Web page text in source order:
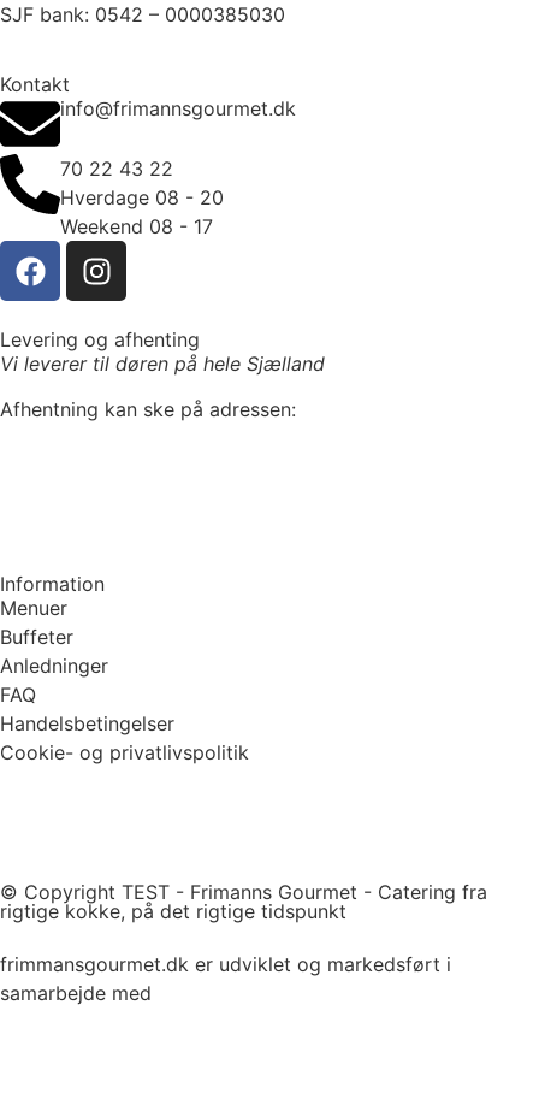
SJF bank: 0542 – 0000385030
Kontakt
info@frimannsgourmet.dk
70 22 43 22
Hverdage 08 - 20
Weekend 08 - 17
Levering og afhenting
Vi leverer til døren på hele Sjælland
Afhentning kan ske på adressen:
Information
Menuer
Buffeter
Anledninger
FAQ
Handelsbetingelser
Cookie- og privatlivspolitik
© Copyright TEST - Frimanns Gourmet - Catering fra
rigtige kokke, på det rigtige tidspunkt
frimmansgourmet.dk er udviklet og markedsført i
samarbejde med